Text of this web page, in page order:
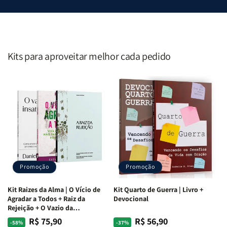
Kits para aproveitar melhor cada pedido
Promoção
Kit Raizes da Alma | O Vício de
Agradar a Todos + Raiz da
Rejeição + O Vazio da
Insatisfação.
-58%
Preço
PreçoR$ 75,90
Promoção
Kit Quarto de Guerra | Livro +
Devocional
-37%
Preço
PreçoR$ 56,90